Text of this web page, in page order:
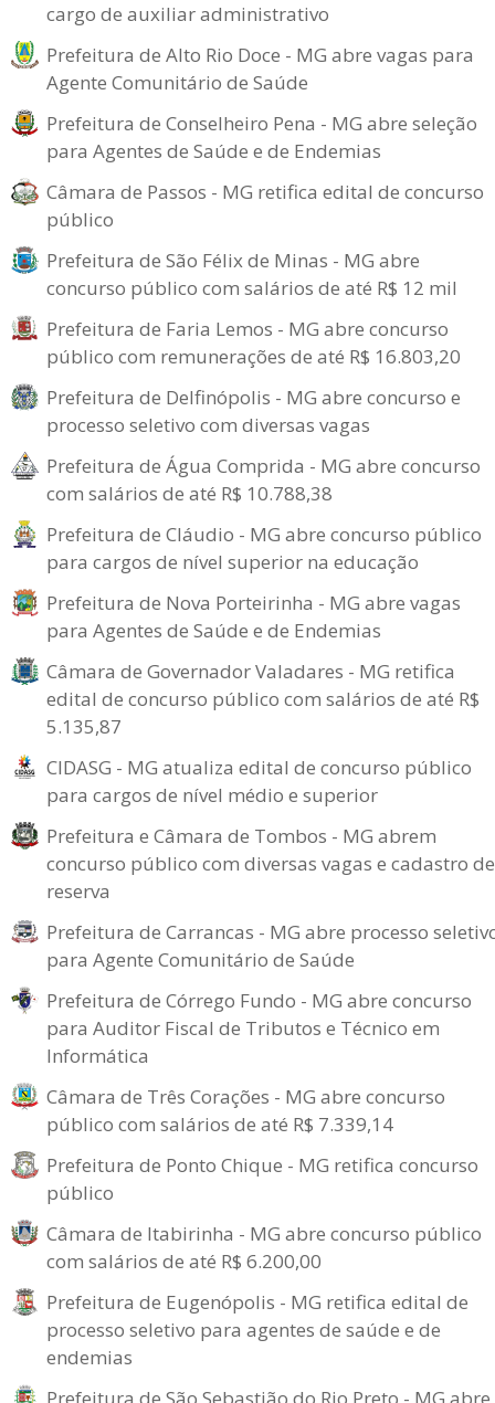
cargo de auxiliar administrativo
Prefeitura de Alto Rio Doce - MG abre vagas para
Agente Comunitário de Saúde
Prefeitura de Conselheiro Pena - MG abre seleção
para Agentes de Saúde e de Endemias
Câmara de Passos - MG retifica edital de concurso
público
Prefeitura de São Félix de Minas - MG abre
concurso público com salários de até R$ 12 mil
Prefeitura de Faria Lemos - MG abre concurso
público com remunerações de até R$ 16.803,20
Prefeitura de Delfinópolis - MG abre concurso e
processo seletivo com diversas vagas
Prefeitura de Água Comprida - MG abre concurso
com salários de até R$ 10.788,38
Prefeitura de Cláudio - MG abre concurso público
para cargos de nível superior na educação
Prefeitura de Nova Porteirinha - MG abre vagas
para Agentes de Saúde e de Endemias
Câmara de Governador Valadares - MG retifica
edital de concurso público com salários de até R$
5.135,87
CIDASG - MG atualiza edital de concurso público
para cargos de nível médio e superior
Prefeitura e Câmara de Tombos - MG abrem
concurso público com diversas vagas e cadastro de
reserva
Prefeitura de Carrancas - MG abre processo
para Agente Comunitário de Saúde
Prefeitura de Córrego Fundo - MG abre concurso
para Auditor Fiscal de Tributos e Técnico em
Informática
Câmara de Três Corações - MG abre concurso
público com salários de até R$ 7.339,14
Prefeitura de Ponto Chique - MG retifica concurso
público
Câmara de Itabirinha - MG abre concurso público
com salários de até R$ 6.200,00
Prefeitura de Eugenópolis - MG retifica edital de
processo seletivo para agentes de saúde e de
endemias